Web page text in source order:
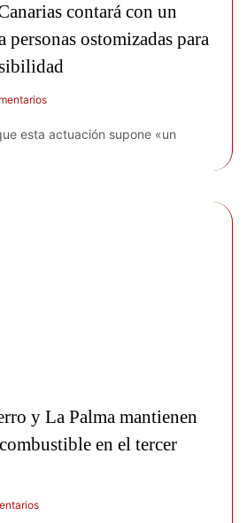
contará con un
personas ostomizadas para
esta actuación supone «un
y La Palma mantienen
en el tercer